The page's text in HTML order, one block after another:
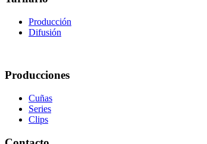
Producción
Difusión
Producciones
Cuñas
Series
Clips